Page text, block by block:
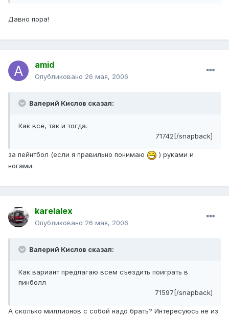
Давно пора!
amid
Опубликовано 26 мая, 2006
Валерий Кислов сказал:
Как все, так и тогда.
71742[/snapback]
за пейнтбол (если я правильно понимаю
) руками и
ногами.
karelalex
Опубликовано 26 мая, 2006
Валерий Кислов сказал:
Как вариант предлагаю всем съездить поиграть в
пинболл
71597[/snapback]
А сколько миллионов с собой надо брать? Интересуюсь не из